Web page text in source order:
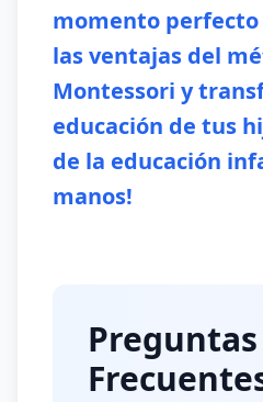
momento
las ventajas del
Montessori y
educación de tus
de la educación
manos!
Preguntas